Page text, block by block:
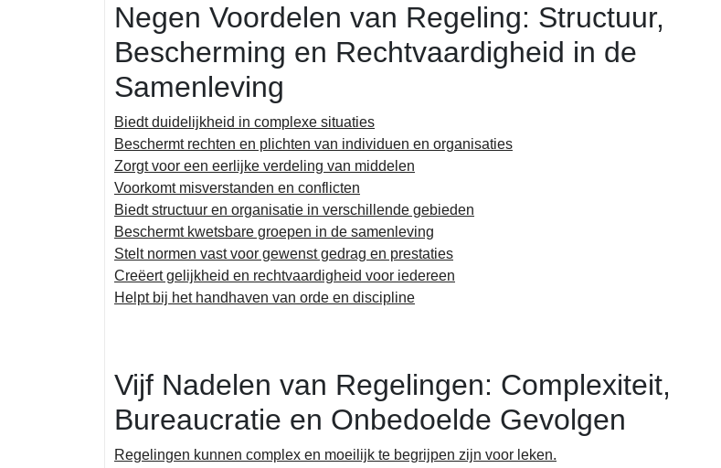
Negen Voordelen van Regeling: Structuur,
Bescherming en Rechtvaardigheid in de
Samenleving
Biedt duidelijkheid in complexe situaties
Beschermt rechten en plichten van individuen en organisaties
Zorgt voor een eerlijke verdeling van middelen
Voorkomt misverstanden en conflicten
Biedt structuur en organisatie in verschillende gebieden
Beschermt kwetsbare groepen in de samenleving
Stelt normen vast voor gewenst gedrag en prestaties
Creëert gelijkheid en rechtvaardigheid voor iedereen
Helpt bij het handhaven van orde en discipline
Vijf Nadelen van Regelingen: Complexiteit,
Bureaucratie en Onbedoelde Gevolgen
Regelingen kunnen complex en moeilijk te begrijpen zijn voor leken.